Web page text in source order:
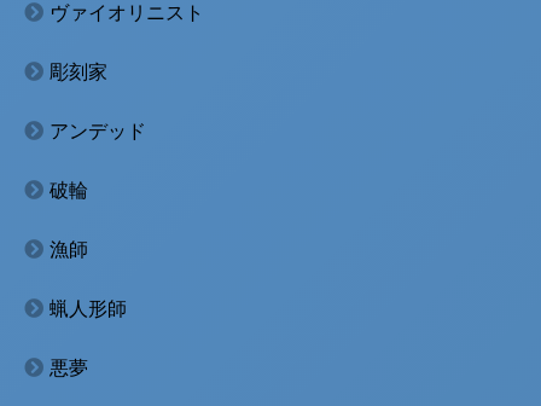
ヴァイオリニスト
彫刻家
アンデッド
破輪
漁師
蝋人形師
悪夢